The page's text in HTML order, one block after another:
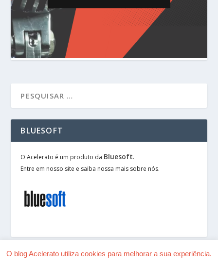
BLUESOFT
O Acelerato é um produto da Bluesoft.
Entre em nosso site e saiba nossa mais sobre nós.
O blog Acelerato utiliza cookies para melhorar a sua experiência.